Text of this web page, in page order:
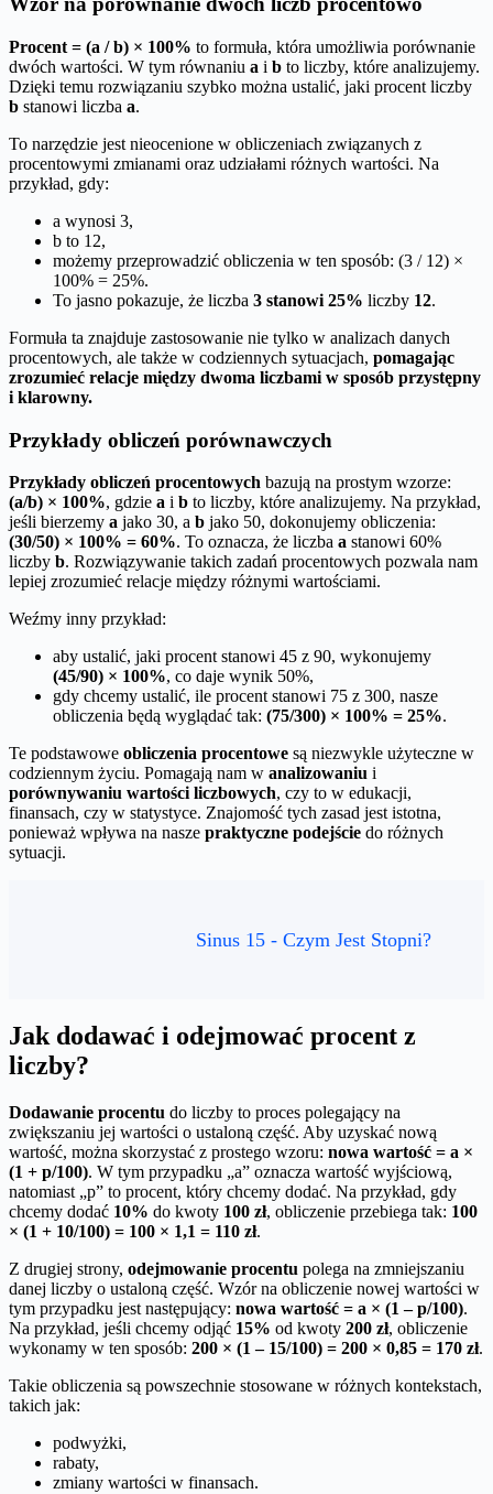
Procent = (a / b) × 100% to formuła, która umożliwia porównanie
dwóch wartości. W tym równaniu a i b to liczby, które analizujemy.
Dzięki temu rozwiązaniu szybko można ustalić, jaki procent liczby
b stanowi liczba a.
To narzędzie jest nieocenione w obliczeniach związanych z
procentowymi zmianami oraz udziałami różnych wartości. Na
przykład, gdy:
a wynosi 3,
b to 12,
możemy przeprowadzić obliczenia w ten sposób: (3 / 12) ×
100% = 25%.
To jasno pokazuje, że liczba 3 stanowi 25% liczby 12.
Formuła ta znajduje zastosowanie nie tylko w analizach danych
procentowych, ale także w codziennych sytuacjach, pomagając
zrozumieć relacje między dwoma liczbami w sposób przystępny
i klarowny.
Przykłady obliczeń porównawczych
Przykłady obliczeń procentowych bazują na prostym wzorze:
(a/b) × 100%, gdzie a i b to liczby, które analizujemy. Na przykład,
jeśli bierzemy a jako 30, a b jako 50, dokonujemy obliczenia:
(30/50) × 100% = 60%. To oznacza, że liczba a stanowi 60%
liczby b. Rozwiązywanie takich zadań procentowych pozwala nam
lepiej zrozumieć relacje między różnymi wartościami.
Weźmy inny przykład:
aby ustalić, jaki procent stanowi 45 z 90, wykonujemy
(45/90) × 100%, co daje wynik 50%,
gdy chcemy ustalić, ile procent stanowi 75 z 300, nasze
obliczenia będą wyglądać tak: (75/300) × 100% = 25%.
Te podstawowe obliczenia procentowe są niezwykle użyteczne w
codziennym życiu. Pomagają nam w analizowaniu i
porównywaniu wartości liczbowych, czy to w edukacji,
finansach, czy w statystyce. Znajomość tych zasad jest istotna,
ponieważ wpływa na nasze praktyczne podejście do różnych
sytuacji.
Sinus 15 - Czym Jest Stopni?
Jak dodawać i odejmować procent z
liczby?
Dodawanie procentu do liczby to proces polegający na
zwiększaniu jej wartości o ustaloną część. Aby uzyskać nową
wartość, można skorzystać z prostego wzoru: nowa wartość = a ×
(1 + p/100). W tym przypadku „a” oznacza wartość wyjściową,
natomiast „p” to procent, który chcemy dodać. Na przykład, gdy
chcemy dodać 10% do kwoty 100 zł, obliczenie przebiega tak: 100
× (1 + 10/100) = 100 × 1,1 = 110 zł.
Z drugiej strony, odejmowanie procentu polega na zmniejszaniu
danej liczby o ustaloną część. Wzór na obliczenie nowej wartości w
tym przypadku jest następujący: nowa wartość = a × (1 – p/100).
Na przykład, jeśli chcemy odjąć 15% od kwoty 200 zł, obliczenie
wykonamy w ten sposób: 200 × (1 – 15/100) = 200 × 0,85 = 170 zł.
Takie obliczenia są powszechnie stosowane w różnych kontekstach,
takich jak:
podwyżki,
rabaty,
zmiany wartości w finansach.